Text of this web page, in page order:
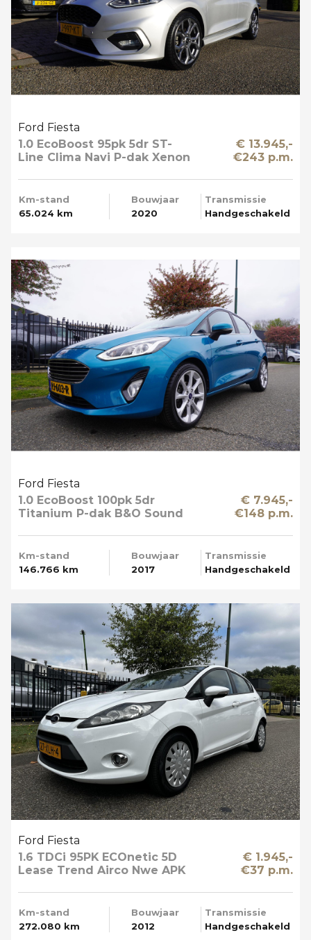
Ford Fiesta
1.0 EcoBoost 95pk 5dr ST-
Line Clima Navi P-dak Xenon
€ 13.945,-
€243 p.m.
Km-stand
65.024 km
Bouwjaar
2020
Transmissie
Handgeschakeld
Ford Fiesta
1.0 EcoBoost 100pk 5dr
Titanium P-dak B&O Sound
€ 7.945,-
€148 p.m.
Km-stand
146.766 km
Bouwjaar
2017
Transmissie
Handgeschakeld
Ford Fiesta
1.6 TDCi 95PK ECOnetic 5D
Lease Trend Airco Nwe APK
€ 1.945,-
€37 p.m.
Km-stand
272.080 km
Bouwjaar
2012
Transmissie
Handgeschakeld